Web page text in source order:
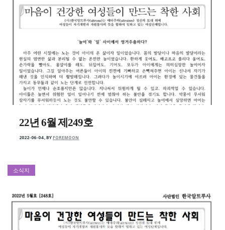
22년 6월 제249호
2022-06-04,BYFOREMOON
소식지